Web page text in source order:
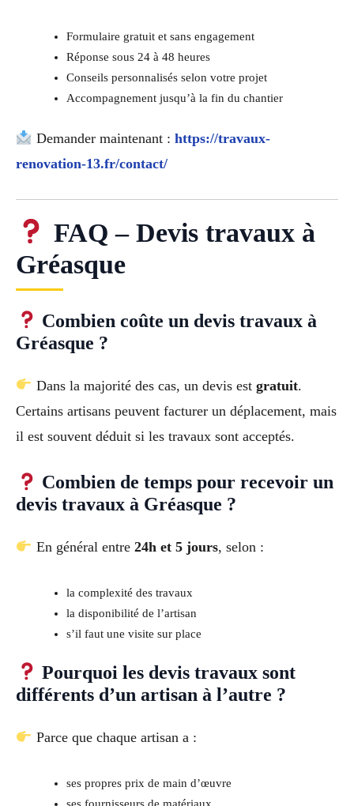
Formulaire gratuit et sans engagement
Réponse sous 24 à 48 heures
Conseils personnalisés selon votre projet
Accompagnement jusqu’à la fin du chantier
Demander maintenant : https://travaux-
renovation-13.fr/contact/
FAQ – Devis travaux à
Gréasque
Combien coûte un devis travaux à
Gréasque ?
Dans la majorité des cas, un devis est gratuit.
Certains artisans peuvent facturer un déplacement, mais
il est souvent déduit si les travaux sont acceptés.
Combien de temps pour recevoir un
devis travaux à Gréasque ?
En général entre 24h et 5 jours, selon :
la complexité des travaux
la disponibilité de l’artisan
s’il faut une visite sur place
Pourquoi les devis travaux sont
différents d’un artisan à l’autre ?
Parce que chaque artisan a :
ses propres prix de main d’œuvre